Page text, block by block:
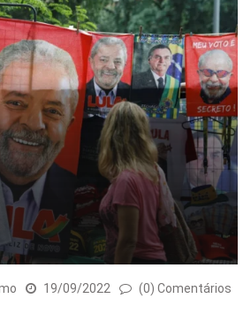
19/09/2022 (0) Comentários